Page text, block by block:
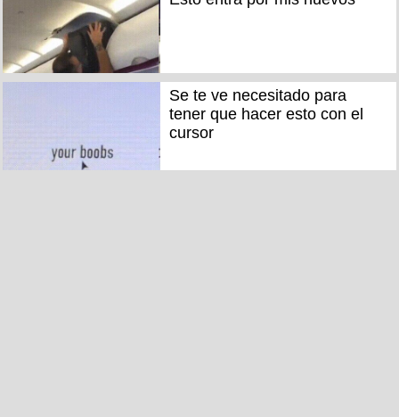
Se te ve necesitado para
tener que hacer esto con el
cursor